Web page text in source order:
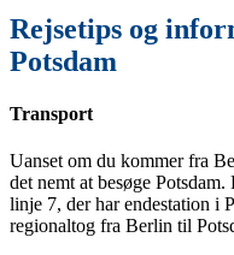
Rejsetips og
Potsdam
Transport
Uanset om du kommer fra
det nemt at besøge
linje 7, der har endestation i
regionaltog fra Berlin til